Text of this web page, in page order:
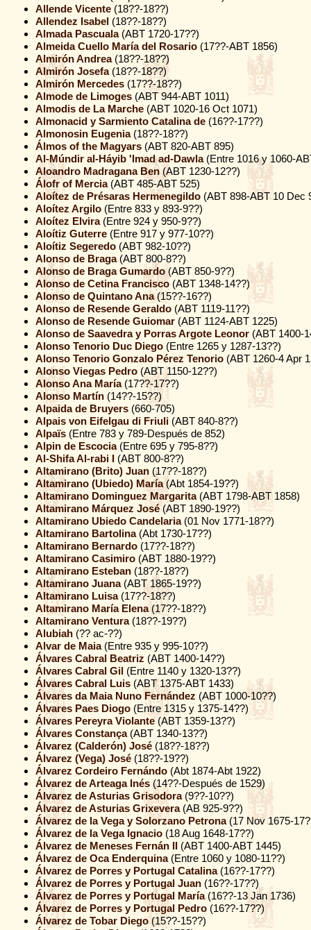
Allende Vicente (18??-18??)
Allendez Isabel (18??-18??)
Almada Pascuala(ABT 1720-17??)
Almeida Cuello María del Rosario (17??-ABT 1856)
Almirón Andrea(18??-18??)
Almirón Josefa(18??-18??)
Almirón Mercedes (17??-18??)
Almode de Limoges (ABT 944-ABT 1011)
Almodis de La Marche (ABT 1020-16 Oct 1071)
Almonacid y Sarmiento Catalina de (16??-17??)
Almonosin Eugenia(18??-18??)
Álmos of the Magyars (ABT 820-ABT 895)
Al-Múndir al-Háyib 'Imad ad-Dawla(Entre 1016 y 1060-
Aloandro Madragana Ben(ABT 1230-12??)
Álofr of Mercia(ABT 485-ABT 525)
Aloítez de Présaras Hermenegildo (ABT 898-ABT 10 Dec
Aloítez Argilo (Entre 833 y 893-9??)
Aloítez Elvira(Entre 924 y 950-9??)
Aloítiz Guterre (Entre 917 y 977-10??)
Aloítiz Segeredo (ABT 982-10??)
Alonso de Braga(ABT 800-8??)
Alonso de Braga Gumardo (ABT 850-9??)
Alonso de Cetina Francisco (ABT 1348-14??)
Alonso de Quintano Ana(15??-16??)
Alonso de Resende Geraldo (ABT 1119-11??)
Alonso de Resende Guiomar (ABT 1124-ABT 1225)
Alonso de Saavedra y Porras Argote Leonor (ABT 1400-
Alonso Tenorio Duc Diego (Entre 1265 y 1287-13??)
Alonso Tenorio Gonzalo Pérez Tenorio (ABT 1260-4 Apr
Alonso Viegas Pedro (ABT 1150-12??)
Alonso Ana María(17??-17??)
Alonso Martín (14??-15??)
Alpaida de Bruyers (660-705)
Alpais von Eifelgau di Friuli (ABT 840-8??)
Alpaïs (Entre 783 y 789-Después de 852)
Alpin de Escocia(Entre 695 y 795-8??)
Al-Shifa Al-rabi I (ABT 800-8??)
Altamirano (Brito) Juan (17??-18??)
Altamirano (Ubiedo) María(Abt 1854-19??)
Altamirano Dominguez Margarita(ABT 1798-ABT 1858)
Altamirano Márquez José(ABT 1890-19??)
Altamirano Ubiedo Candelaria(01 Nov 1771-18??)
Altamirano Bartolina(Abt 1730-17??)
Altamirano Bernardo (17??-18??)
Altamirano Casimiro (ABT 1880-19??)
Altamirano Esteban (18??-18??)
Altamirano Juana(ABT 1865-19??)
Altamirano Luisa(17??-18??)
Altamirano María Elena(17??-18??)
Altamirano Ventura(18??-19??)
Alubiah (?? ac-??)
Alvar de Maia(Entre 935 y 995-10??)
Álvares Cabral Beatriz (ABT 1400-14??)
Álvares Cabral Gil (Entre 1140 y 1320-13??)
Álvares Cabral Luis (ABT 1375-ABT 1433)
Álvares da Maia Nuno Fernández (ABT 1000-10??)
Álvares Paes Diogo (Entre 1315 y 1375-14??)
Álvares Pereyra Violante(ABT 1359-13??)
Álvares Constança(ABT 1340-13??)
Álvarez (Calderón) José (18??-18??)
Álvarez (Vega) José (18??-19??)
Álvarez Cordeiro Fernándo (Abt 1874-Abt 1922)
Álvarez de Arteaga Inés(14??-Después de 1529)
Álvarez de Asturias Grisodora(9??-10??)
Álvarez de Asturias Grixevera(AB 925-9??)
Álvarez de la Vega y Solorzano Petrona(17 Nov 1675-
Álvarez de la Vega Ignacio (18 Aug 1648-17??)
Álvarez de Meneses Fernán II (ABT 1400-ABT 1445)
Álvarez de Oca Enderquina(Entre 1060 y 1080-11??)
Álvarez de Porres y Portugal Catalina(16??-17??)
Álvarez de Porres y Portugal Juan (16??-17??)
Álvarez de Porres y Portugal María(16??-13 Jan 1736)
Álvarez de Porres y Portugal Pedro (16??-17??)
Álvarez de Tobar Diego(15??-15??)